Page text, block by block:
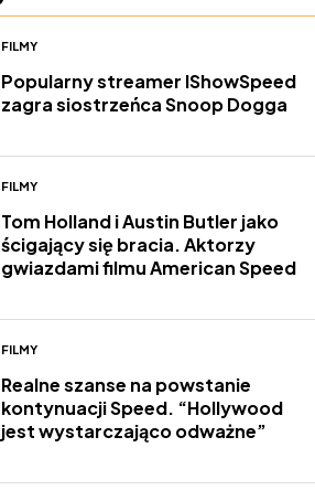
FILMY
Popularny streamer IShowSpeed ​​
zagra siostrzeńca Snoop Dogga
FILMY
Tom Holland i Austin Butler jako
ścigający się bracia. Aktorzy
gwiazdami filmu American Speed
FILMY
Realne szanse na powstanie
kontynuacji Speed. “Hollywood
jest wystarczająco odważne”